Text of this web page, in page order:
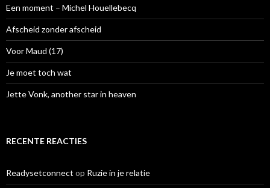
a
a
r
:
Een moment – Michel Houellebecq
Afscheid zonder afscheid
Voor Maud (17)
Je moet toch wat
Jette Vonk, another star in heaven
RECENTE REACTIES
Readysetconnect op Ruzie in je relatie